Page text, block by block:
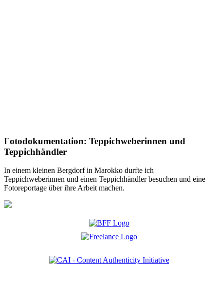
Fotodokumentation: Teppichweberinnen und
Teppichhändler
In einem kleinen Bergdorf in Marokko durfte ich
Teppichweberinnen und einen Teppichhändler besuchen und eine
Fotoreportage über ihre Arbeit machen.